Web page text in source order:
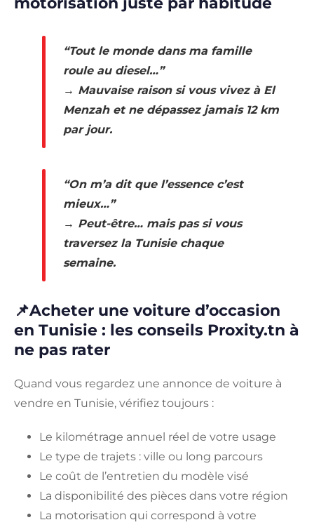
“Tout le monde dans ma famille
roule au diesel…”
→ Mauvaise raison si vous vivez à El
Menzah et ne dépassez jamais 12 km
par jour.
“On m’a dit que l’essence c’est
mieux…”
→ Peut-être… mais pas si vous
traversez la Tunisie chaque
semaine.
📌Acheter une voiture d’occasion
en Tunisie : les conseils Proxity.tn à
ne pas rater
Quand vous regardez une annonce de voiture à
vendre en Tunisie, vérifiez toujours :
Le kilométrage annuel réel de votre usage
Le type de trajets : ville ou long parcours
Le coût de l’entretien du modèle visé
La disponibilité des pièces dans votre région
La motorisation qui correspond à votre